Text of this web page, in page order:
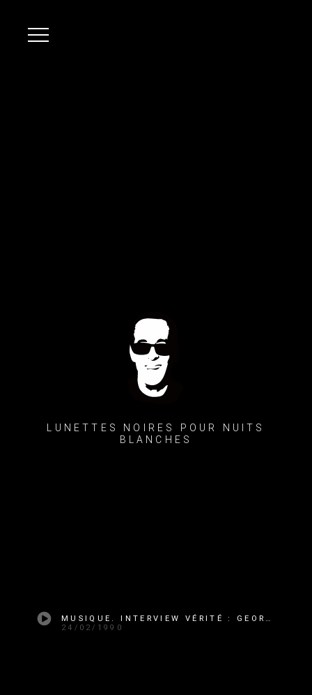
LUNETTES NOIRES POUR NUITS
BLANCHES
MUSIQUE. INTERVIEW VÉRITÉ : GEORGE MARTIN
24/02/1990